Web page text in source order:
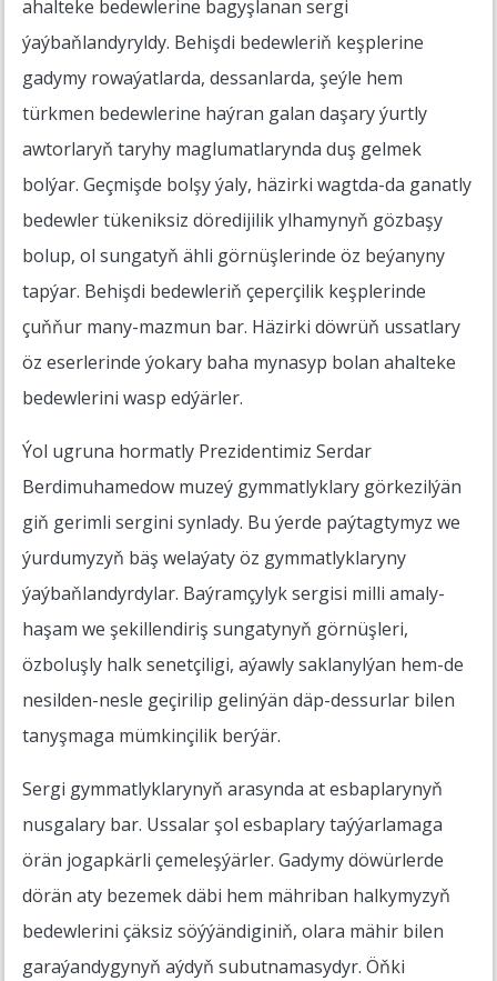
ahalteke bedewlerine bagyşlanan sergi
ýaýbaňlandyryldy. Behişdi bedewleriň keşplerine
gadymy rowaýatlarda, dessanlarda, şeýle hem
türkmen bedewlerine haýran galan daşary ýurtly
awtorlaryň taryhy maglumatlarynda duş gelmek
bolýar. Geçmişde bolşy ýaly, häzirki wagtda-da ganatly
bedewler tükeniksiz döredijilik ylhamynyň gözbaşy
bolup, ol sungatyň ähli görnüşlerinde öz beýanyny
tapýar. Behişdi bedewleriň çeperçilik keşplerinde
çuňňur many-mazmun bar. Häzirki döwrüň ussatlary
öz eserlerinde ýokary baha mynasyp bolan ahalteke
bedewlerini wasp edýärler.
Ýol ugruna hormatly Prezidentimiz Serdar
Berdimuhamedow muzeý gymmatlyklary görkezilýän
giň gerimli sergini synlady. Bu ýerde paýtagtymyz we
ýurdumyzyň bäş welaýaty öz gymmatlyklaryny
ýaýbaňlandyrdylar. Baýramçylyk sergisi milli amaly-
haşam we şekillendiriş sungatynyň görnüşleri,
özboluşly halk senetçiligi, aýawly saklanylýan hem-de
nesilden-nesle geçirilip gelinýän däp-dessurlar bilen
tanyşmaga mümkinçilik berýär.
Sergi gymmatlyklarynyň arasynda at esbaplarynyň
nusgalary bar. Ussalar şol esbaplary taýýarlamaga
örän jogapkärli çemeleşýärler. Gadymy döwürlerde
dörän aty bezemek däbi hem mähriban halkymyzyň
bedewlerini çäksiz söýýändiginiň, olara mähir bilen
garaýandygynyň aýdyň subutnamasydyr. Öňki